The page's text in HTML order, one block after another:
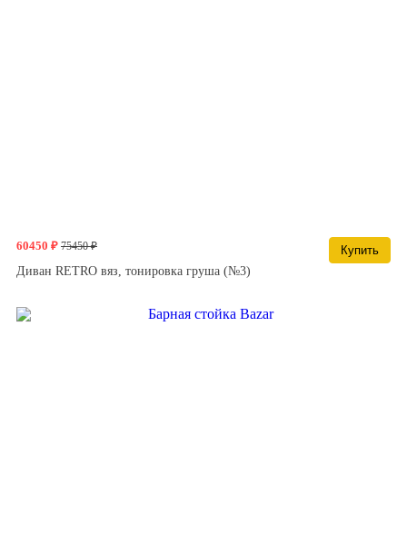
60450 ₽ 75450 ₽
Купить
Диван RETRO вяз, тонировка груша (№3)